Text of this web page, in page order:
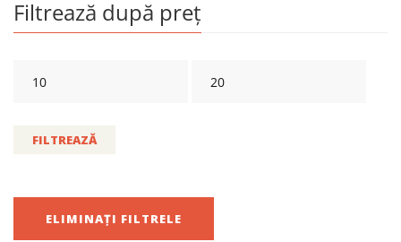
Filtrează după preț
FILTREAZĂ
ELIMINAȚI FILTRELE